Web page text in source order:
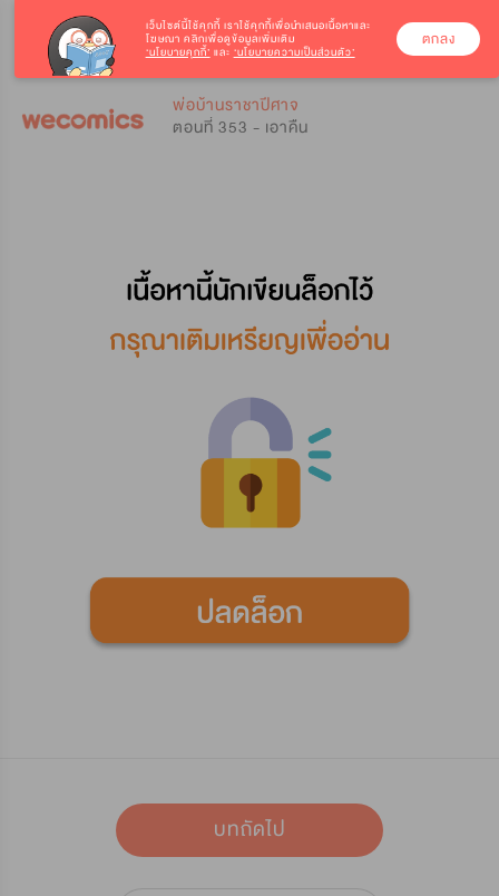
พ่อบ้านราชาปีศาจ
ตอนที่ 353 - เอาคืน
บทถัดไป
เว็บไซต์นี้ใช้คุกกี้ เราใช้คุกกี้เพื่อนำเสนอเนื้อหาและ
โฆษณา คลิกเพื่อดูข้อมูลเพิ่มเติม
‘นโยบายคุกกี้’ และ ‘นโยบายความเป็นส่วนตัว’
ตกลง